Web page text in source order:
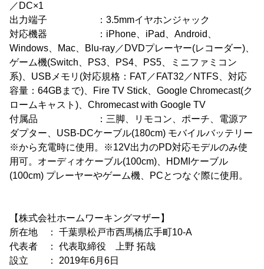
／DC×1
出力端子 ：3.5mmイヤホンジャック
対応機器 ：iPhone、iPad、Android、
Windows、Mac、Blu-ray／DVDプレーヤー(レコーダー)、
ゲーム機(Switch、PS3、PS4、PS5、ミニファミコン
系)、USBメモリ(対応規格：FAT／FAT32／NTFS、対応
容量：64GBまで)、Fire TV Stick、Google Chromecast(ク
ロームキャスト)、Chromecast with Google TV
付属品 ：三脚、リモコン、ポーチ、電源ア
ダプター、USB-DCケーブル(180cm) モバイルバッテリー
※から充電時に使用。※12V出力のPD対応モデルのみ使
用可。オーディオケーブル(100cm)、HDMIケーブル
(100cm) プレーヤーやゲーム機、PCとつなぐ際に使用。
【株式会社ホームワーキングマザー】
所在地 ： 千葉県松戸市西馬橋広手町10-A
代表者 ： 代表取締役 上野 拓哉
設立 ： 2019年6月6日